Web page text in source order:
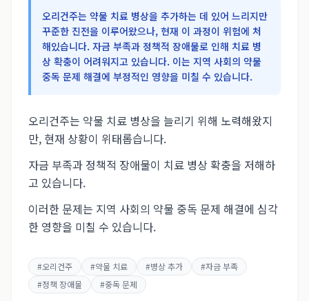
오리건주는 약물 치료 병상을 추가하는 데 있어 느리지만
꾸준한 진전을 이루어왔으나, 현재 이 과정이 위험에 처
해있습니다. 자금 부족과 정책적 장애물로 인해 치료 병
상 확충이 어려워지고 있습니다. 이는 지역 사회의 약물
중독 문제 해결에 부정적인 영향을 미칠 수 있습니다.
오리건주는 약물 치료 병상을 늘리기 위해 노력해왔지
만, 현재 상황이 위태롭습니다.
자금 부족과 정책적 장애물이 치료 병상 확충을 저해하
고 있습니다.
이러한 문제는 지역 사회의 약물 중독 문제 해결에 심각
한 영향을 미칠 수 있습니다.
#오리건주 #약물 치료 #병상 추가 #자금 부족
#정책 장애물 #중독 문제